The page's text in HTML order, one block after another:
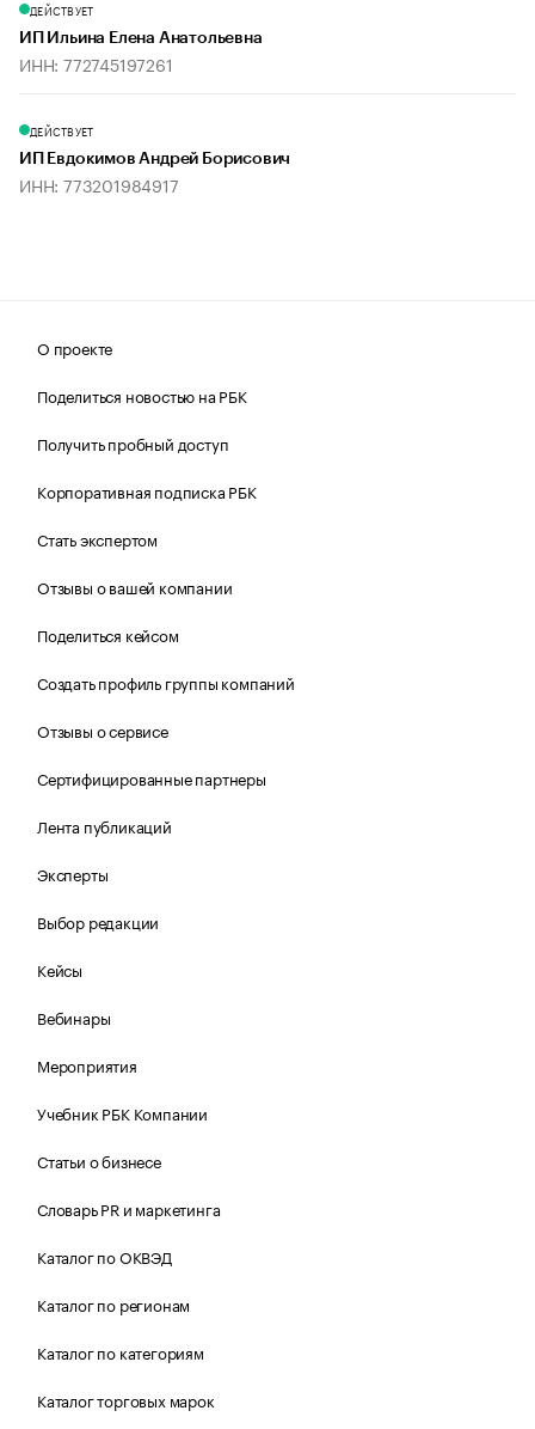
ДЕЙСТВУЕТ
ИП Ильина Елена Анатольевна
ИНН: 772745197261
ДЕЙСТВУЕТ
ИП Евдокимов Андрей Борисович
ИНН: 773201984917
О проекте
Поделиться новостью на РБК
Получить пробный доступ
Корпоративная подписка РБК
Стать экспертом
Отзывы о вашей компании
Поделиться кейсом
Создать профиль группы компаний
Отзывы о сервисе
Сертифицированные партнеры
Лента публикаций
Эксперты
Выбор редакции
Кейсы
Вебинары
Мероприятия
Учебник РБК Компании
Статьи о бизнесе
Словарь PR и маркетинга
Каталог по ОКВЭД
Каталог по регионам
Каталог по категориям
Каталог торговых марок